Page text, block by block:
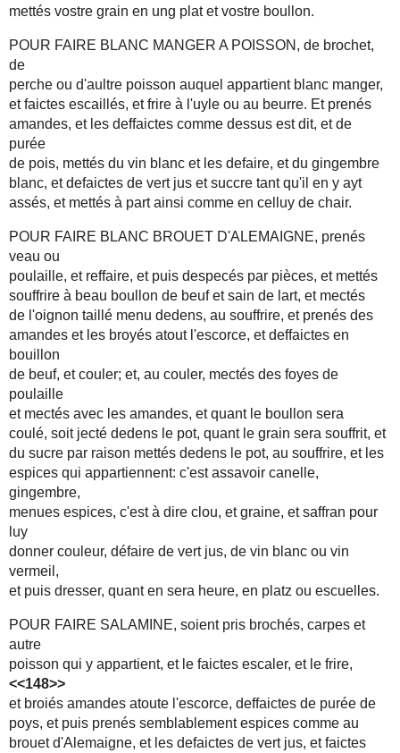
mettés vostre grain en ung plat et vostre boullon.
POUR FAIRE BLANC MANGER A POISSON, de brochet,
de
perche ou d'aultre poisson auquel appartient blanc manger,
et faictes escaillés, et frire à l'uyle ou au beurre. Et prenés
amandes, et les deffaictes comme dessus est dit, et de
purée
de pois, mettés du vin blanc et les defaire, et du gingembre
blanc, et defaictes de vert jus et succre tant qu'il en y ayt
assés, et mettés à part ainsi comme en celluy de chair.
POUR FAIRE BLANC BROUET D'ALEMAIGNE, prenés
veau ou
poulaille, et reffaire, et puis despecés par pièces, et mettés
souffrire à beau boullon de beuf et sain de lart, et mectés
de l'oignon taillé menu dedens, au souffrire, et prenés des
amandes et les broyés atout l'escorce, et deffaictes en
bouillon
de beuf, et couler; et, au couler, mectés des foyes de
poulaille
et mectés avec les amandes, et quant le boullon sera
coulé, soit jecté dedens le pot, quant le grain sera souffrit, et
du sucre par raison mettés dedens le pot, au souffrire, et les
espices qui appartiennent: c'est assavoir canelle,
gingembre,
menues espices, c'est à dire clou, et graine, et saffran pour
luy
donner couleur, défaire de vert jus, de vin blanc ou vin
vermeil,
et puis dresser, quant en sera heure, en platz ou escuelles.
POUR FAIRE SALAMINE, soient pris brochés, carpes et
autre
poisson qui y appartient, et le faictes escaler, et le frire,
<<148>>
et broiés amandes atoute l'escorce, deffaictes de purée de
poys, et puis prenés semblablement espices comme au
brouet d'Alemaigne, et les defaictes de vert jus, et faictes